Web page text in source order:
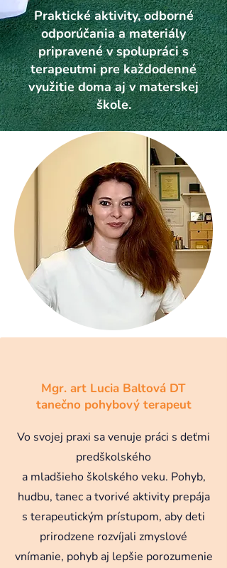
Praktické aktivity, odborné
odporúčania a materiály
pripravené v spolupráci s
terapeutmi pre každodenné
využitie doma aj v materskej
škole.
Mgr. art Lucia Baltová DT
tanečno pohybový terapeut
Vo svojej praxi sa venuje práci s deťmi
predškolského
a mladšieho školského veku. Pohyb,
hudbu, tanec a tvorivé aktivity prepája
s terapeutickým prístupom, aby deti
prirodzene rozvíjali zmyslové
vnímanie, pohyb aj lepšie porozumenie